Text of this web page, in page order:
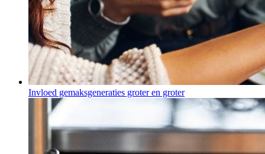
Invloed gemaksgeneraties groter en groter